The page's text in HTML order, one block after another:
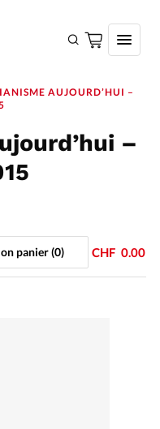
AUJOURD’HUI –
–
panier (0) CHF 0.00